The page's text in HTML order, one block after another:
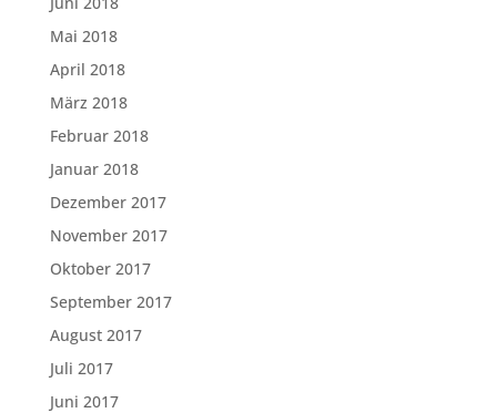
Mai 2018
April 2018
März 2018
Februar 2018
Januar 2018
Dezember 2017
November 2017
Oktober 2017
September 2017
August 2017
Juli 2017
Juni 2017